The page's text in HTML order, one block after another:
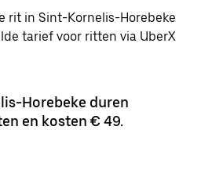
rit in Sint-Kornelis-Horebeke
tarief voor ritten via UberX
Horebeke duren
en kosten € 49.